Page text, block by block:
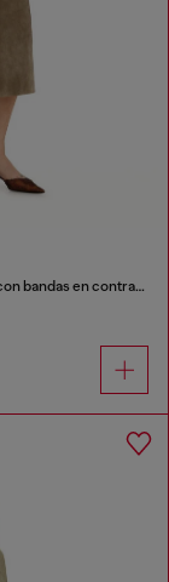
Vestido midi de punto acanalado con bandas en contraste